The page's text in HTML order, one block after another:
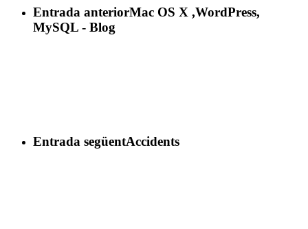
Entrada anteriorMac OS X ,WordPress,
MySQL - Blog
Entrada següentAccidents